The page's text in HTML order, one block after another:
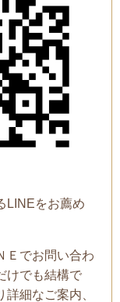
LINEをお薦め
Ｅでお問い合わ
けでも結構で
細なご案内、